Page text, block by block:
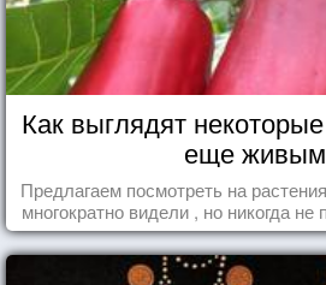
Как выглядят
еще
Предлагаем посмотреть на
многократно видели , но никогда
употребляете их